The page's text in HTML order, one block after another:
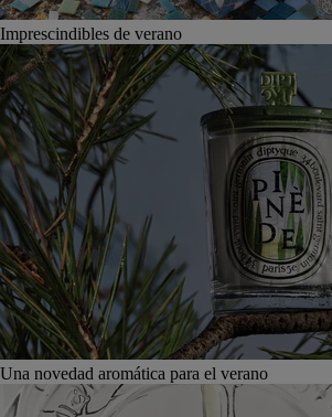
Imprescindibles de verano
Una novedad aromática para el verano